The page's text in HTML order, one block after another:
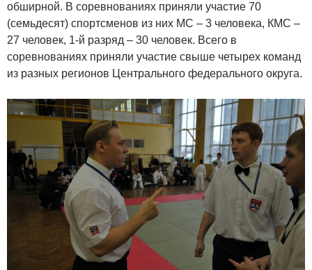
обширной. В соревнованиях приняли участие 70
(семьдесят) спортсменов из них МС – 3 человека, КМС –
27 человек, 1-й разряд – 30 человек. Всего в
соревнованиях приняли участие свыше четырех команд
из разных регионов Центрального федерального округа.